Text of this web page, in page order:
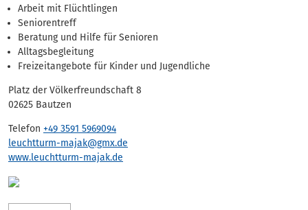
Arbeit mit Flüchtlingen
Seniorentreff
Beratung und Hilfe für Senioren
Alltagsbegleitung
Freizeitangebote für Kinder und Jugendliche
Platz der Völkerfreundschaft 8
02625 Bautzen
Telefon +49 3591 5969094
leuchtturm-majak@gmx.de
www.leuchtturm-majak.de